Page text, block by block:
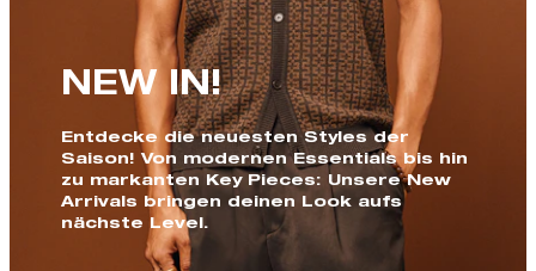
NEW IN!
Entdecke die neuesten Styles der
Saison! Von modernen Essentials bis hin
zu markanten Key Pieces: Unsere New
Arrivals bringen deinen Look aufs
nächste Level.